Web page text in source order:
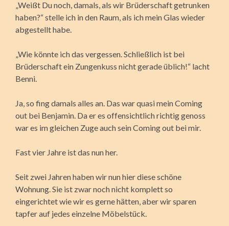
„Weißt Du noch, damals, als wir Brüderschaft getrunken
haben?“ stelle ich in den Raum, als ich mein Glas wieder
abgestellt habe.
„Wie könnte ich das vergessen. Schließlich ist bei
Brüderschaft ein Zungenkuss nicht gerade üblich!“ lacht
Benni.
Ja, so fing damals alles an. Das war quasi mein Coming
out bei Benjamin. Da er es offensichtlich richtig genoss
war es im gleichen Zuge auch sein Coming out bei mir.
Fast vier Jahre ist das nun her.
Seit zwei Jahren haben wir nun hier diese schöne
Wohnung. Sie ist zwar noch nicht komplett so
eingerichtet wie wir es gerne hätten, aber wir sparen
tapfer auf jedes einzelne Möbelstück.